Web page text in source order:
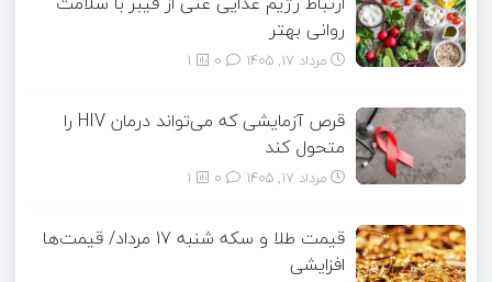
روانی بهتر
مرداد ۱۷, ۱۴۰۵ 1
قرص آزمایشی که می‌تواند درمان HIV را
متحول کند
مرداد ۱۷, ۱۴۰۵ 1
قیمت طلا و سکه شنبه 17 مرداد/ قیمت‌ها
افزایشی